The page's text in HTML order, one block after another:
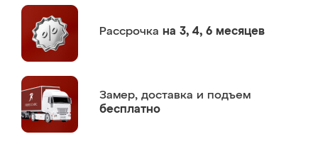
Рассрочка на 3, 4, 6 месяцев
Замер, доставка и подъем
бесплатно